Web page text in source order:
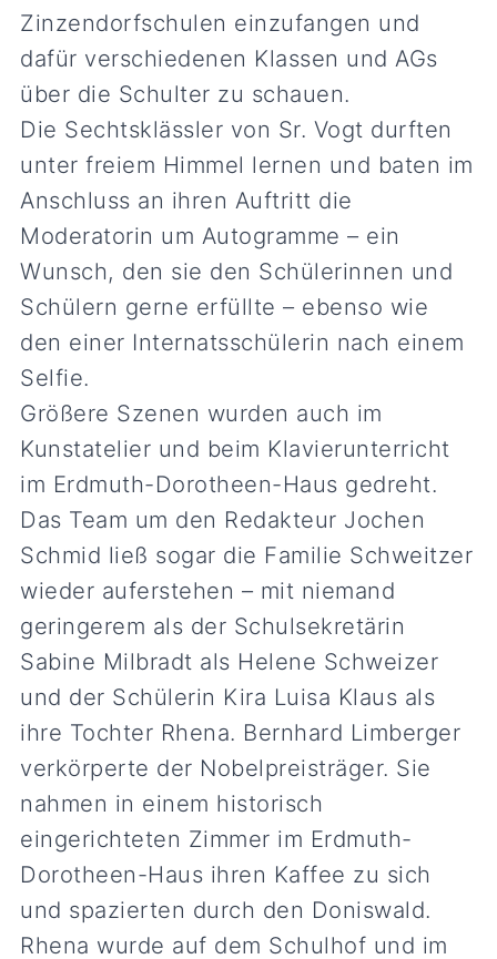
Zinzendorfschulen einzufangen und
dafür verschiedenen Klassen und AGs
über die Schulter zu schauen.
Die Sechtsklässler von Sr. Vogt durften
unter freiem Himmel lernen und baten im
Anschluss an ihren Auftritt die
Moderatorin um Autogramme – ein
Wunsch, den sie den Schülerinnen und
Schülern gerne erfüllte – ebenso wie
den einer Internatsschülerin nach einem
Selfie.
Größere Szenen wurden auch im
Kunstatelier und beim Klavierunterricht
im Erdmuth-Dorotheen-Haus gedreht.
Das Team um den Redakteur Jochen
Schmid ließ sogar die Familie Schweitzer
wieder auferstehen – mit niemand
geringerem als der Schulsekretärin
Sabine Milbradt als Helene Schweizer
und der Schülerin Kira Luisa Klaus als
ihre Tochter Rhena. Bernhard Limberger
verkörperte der Nobelpreisträger. Sie
nahmen in einem historisch
eingerichteten Zimmer im Erdmuth-
Dorotheen-Haus ihren Kaffee zu sich
und spazierten durch den Doniswald.
Rhena wurde auf dem Schulhof und im